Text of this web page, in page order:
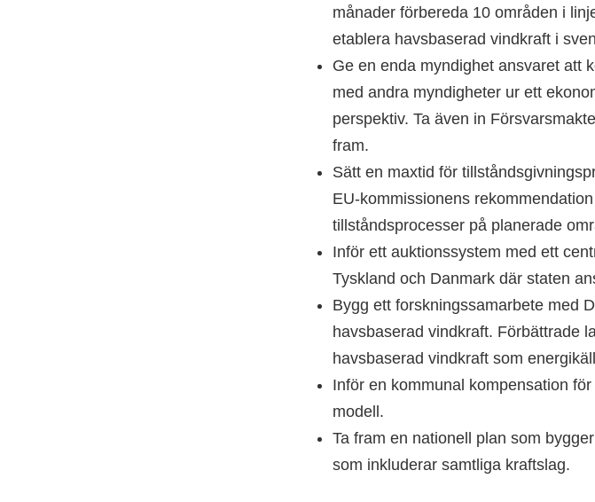
månader förbereda 10 områden i
etablera havsbaserad vindkraft i
Ge en enda myndighet ansvaret att
med andra myndigheter ur ett
perspektiv. Ta även in
fram.
Sätt en maxtid för
EU-kommissionens
tillståndsprocesser på planerade
Inför ett auktionssystem med ett
Tyskland och Danmark där staten
Bygg ett forskningssamarbete med
havsbaserad vindkraft. Förbättrade
havsbaserad vindkraft som
Inför en kommunal kompensation
modell.
Ta fram en nationell plan som
som inkluderar samtliga kraftslag.